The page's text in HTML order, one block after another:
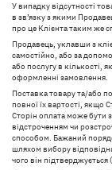
У випадку відсутності
в зв’язку з якими
про це Клієнта таким же
Продавець, уклавши з
самостійно, або за
або послугу в кількості,
оформленні замовлення.
Поставка товару та/або
повної їх вартості,
Сторін оплата може бути
відстроченням чи
способом. Бажаний
шляхом вибору
чого він